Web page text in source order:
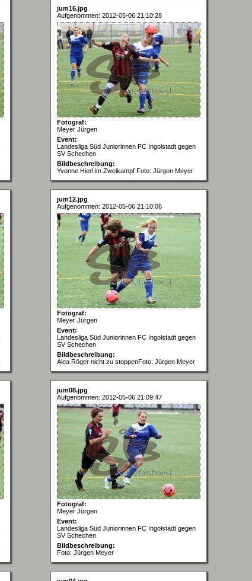
jum16.jpg
Aufgenommen: 2012-05-06 21:10:28
Fotograf:
Meyer Jürgen
Event:
Landesliga Süd Juniorinnen FC Ingolstadt gegen
SV Schechen
Bildbeschreibung:
Yvonne Hierl im Zweikampf Foto: Jürgen Meyer
jum12.jpg
Aufgenommen: 2012-05-06 21:10:06
Fotograf:
Meyer Jürgen
Event:
Landesliga Süd Juniorinnen FC Ingolstadt gegen
SV Schechen
Bildbeschreibung:
Alea Röger nicht zu stoppenFoto: Jürgen Meyer
jum08.jpg
Aufgenommen: 2012-05-06 21:09:47
Fotograf:
Meyer Jürgen
Event:
Landesliga Süd Juniorinnen FC Ingolstadt gegen
SV Schechen
Bildbeschreibung:
Foto: Jürgen Meyer